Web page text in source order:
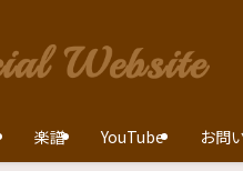
楽譜 YouTube お問